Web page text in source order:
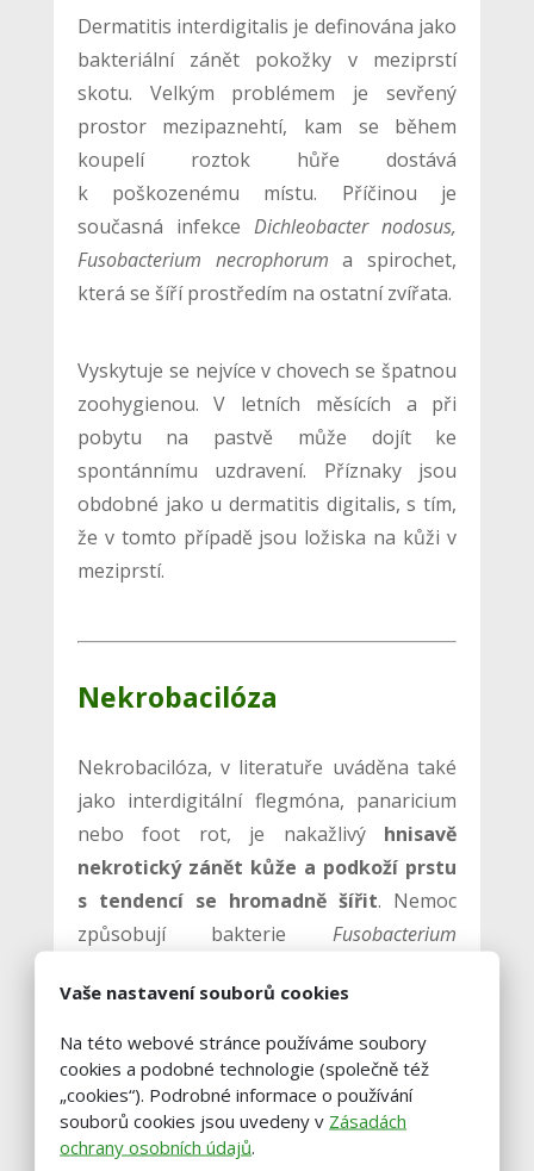
Dermatitis interdigitalis je definována jako
bakteriální zánět pokožky v meziprstí
skotu. Velkým problémem je sevřený
prostor mezipaznehtí, kam se během
koupelí roztok hůře dostává
k poškozenému místu. Příčinou je
současná infekceDichleobacter nodosus,
Fusobacterium necrophorum a spirochet,
která se šíří prostředím na ostatní zvířata.
Vyskytuje se nejvíce v chovech se špatnou
zoohygienou. V letních měsících a při
pobytu na pastvě může dojít ke
spontánnímu uzdravení. Příznaky jsou
obdobné jako u dermatitis digitalis, s tím,
že v tomto případě jsou ložiska na kůži v
meziprstí.
Nekrobacilóza
Nekrobacilóza, v literatuře uváděna také
jako interdigitální flegmóna, panaricium
nebo foot rot, je nakažlivý hnisavě
nekrotický zánět kůže a podkoží prstu
s tendencí se hromadně šířit. Nemoc
způsobují bakterieFusobacterium
melaninogenicus, může se objevit i další
hnisavá mikroflóra.
Predispoziční faktory jsou špatná
zoohygiena, drobná poranění na kůži
Vaše nastavení souborů cookies
Na této webové stránce používáme soubory
cookies a podobné technologie (společně též
„cookies“). Podrobné informace o používání
souborů cookies jsou uvedeny v Zásadách
ochrany osobních údajů.